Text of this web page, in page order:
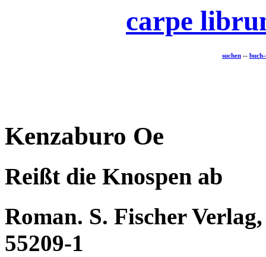
carpe
suchen --
Kenzaburo Oe
Reißt die Knospen ab
Roman. S. Fischer
55209-1